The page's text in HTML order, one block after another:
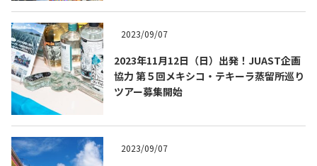
2023/09/07
2023年11月12日（日）出発！JUAST企画
協力 第５回メキシコ・テキーラ蒸留所巡り
ツアー募集開始
2023/09/07